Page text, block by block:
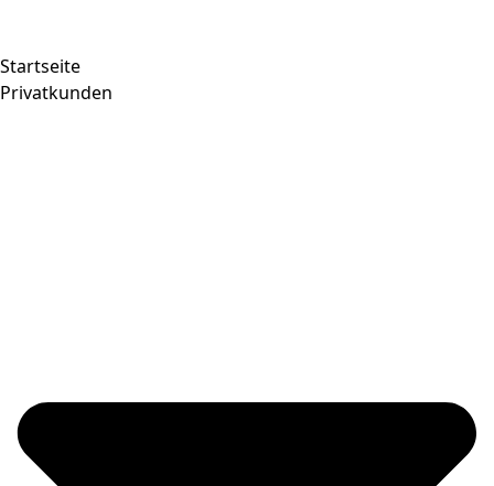
Startseite
Privatkunden